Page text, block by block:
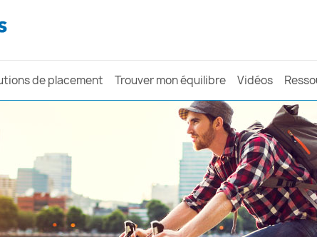
de placement Trouver mon équilibre Vidéos